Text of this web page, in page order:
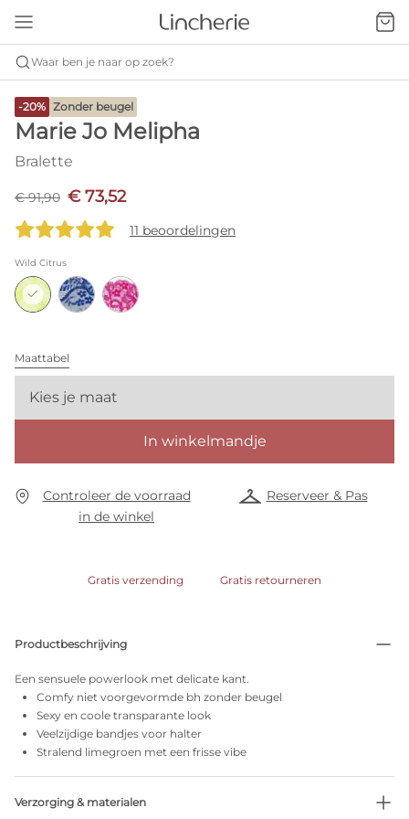
Waar ben je naar op zoek?
-20% Zonder beugel
Marie Jo Melipha
Bralette
€ 91,90 € 73,52
11 beoordelingen
Wild Citrus
Maattabel
Kies je maat
In winkelmandje
Controleer de voorraad
in de winkel
Reserveer & Pas
Gratis verzending Gratis retourneren
Productbeschrijving
Een sensuele powerlook met delicate kant.
Comfy niet voorgevormde bh zonder beugel
Sexy en coole transparante look
Veelzijdige bandjes voor halter
Stralend limegroen met een frisse vibe
Verzorging & materialen